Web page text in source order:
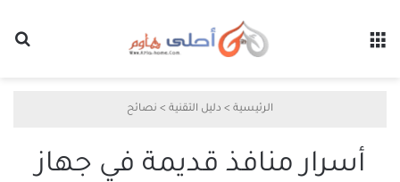
الرئيسية > دليل التقنية > نصائح
أسرار منافذ قديمة في جهاز